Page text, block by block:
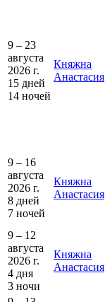
9 – 23
августа
2026 г.
15 дней
14 ночей
Княжна
Анастасия
9 – 16
августа
2026 г.
8 дней
7 ночей
Княжна
Анастасия
9 – 12
августа
2026 г.
4 дня
3 ночи
Княжна
Анастасия